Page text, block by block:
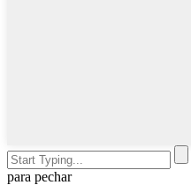
para pechar